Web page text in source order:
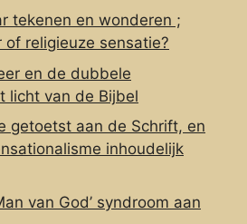
tekenen en wonderen ;
of religieuze sensatie?
en de dubbele
licht van de Bijbel
getoetst aan de Schrift, en
inhoudelijk
van God’ syndroom aan